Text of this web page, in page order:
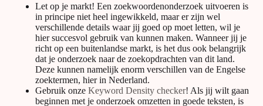
Let op je markt! Een zoekwoordenonderzoek uitvoeren is
in principe niet heel ingewikkeld, maar er zijn wel
verschillende details waar jij goed op moet letten, wil je
hier succesvol gebruik van kunnen maken. Wanneer jij je
richt op een buitenlandse markt, is het dus ook belangrijk
dat je onderzoek naar de zoekopdrachten van dit land.
Deze kunnen namelijk enorm verschillen van de Engelse
zoektermen, hier in Nederland.
Gebruik onze Keyword Density checker! Als jij wilt gaan
beginnen met je onderzoek omzetten in goede teksten, is